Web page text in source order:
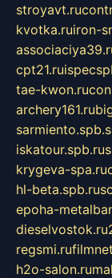
stroyavt.ru
kvotka.ruiron-
cpt21.ru
tae-kwon.ru
archery161.ru
iskatour.spb.ru
krygeva-spa.ru
hl-beta.spb.ru
epoha-
dieselvostok.ru
regsmi.ru
h2o-salon.ru